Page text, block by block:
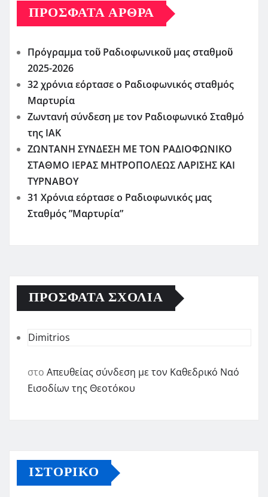
ΠΡΌΣΦΑΤΑ ΆΡΘΡΑ
Πρόγραμμα τοῦ Ραδιοφωνικοῦ μας σταθμοῦ
2025-2026
32 χρόνια εόρτασε ο Ραδιοφωνικός σταθμός
Μαρτυρία
Ζωντανή σύνδεση με τον Ραδιοφωνικό Σταθμό
της ΙΑΚ
ΖΩΝΤΑΝΗ ΣΥΝΔΕΣΗ ΜΕ ΤΟΝ ΡΑΔΙΟΦΩΝΙΚΟ
ΣΤΑΘΜΟ ΙΕΡΑΣ ΜΗΤΡΟΠΟΛΕΩΣ ΛΑΡΙΣΗΣ ΚΑΙ
ΤΥΡΝΑΒΟΥ
31 Χρόνια εόρτασε ο Ραδιοφωνικός μας
Σταθμός ”Μαρτυρία”
ΠΡΌΣΦΑΤΑ ΣΧΌΛΙΑ
Dimitrios
στο Απευθείας σύνδεση με τον Καθεδρικό Ναό
Εισοδίων της Θεοτόκου
ΙΣΤΟΡΙΚΌ